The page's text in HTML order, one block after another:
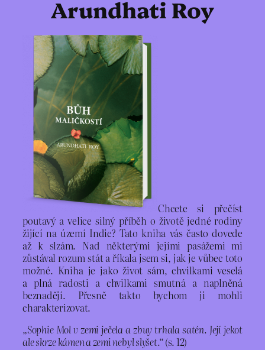
Arundhati Roy
Chcete si přečíst
poutavý a velice silný příběh o životě jedné rodiny
žijící na území Indie? Tato kniha vás často dovede
až k slzám. Nad některými jejími pasážemi mi
zůstával rozum stát a říkala jsem si, jak je vůbec toto
možné. Kniha je jako život sám, chvilkami veselá
a plná radosti a chvilkami smutná a naplněná
beznadějí. Přesně takto bychom ji mohli
charakterizovat.
„Sophie Mol v zemi ječela a zbuy trhala satén. Její jekot
ale skrze kámen a zemi nebyl slyšet.“(s. 12)